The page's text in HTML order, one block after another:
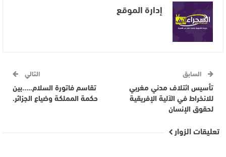
إدارة الموقع
السابق
تأسيس ائتلاف مدني مغربي
للانخراط في الآلية الإفريقية
لحقوق الإنسان
التالي
تقاسم فاتورة السلام…..بين
حكمة المملكة وضياع الجزائر.
تعليقات الزوار